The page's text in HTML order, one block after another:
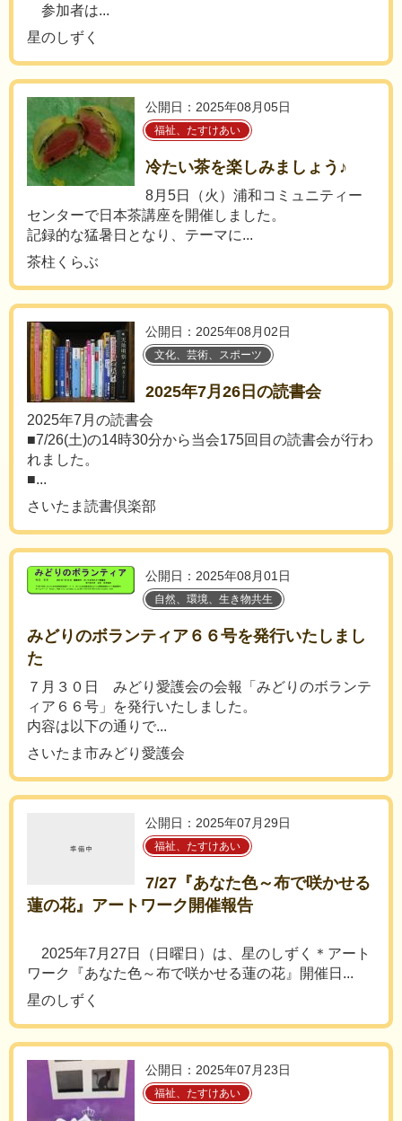
参加者は...
星のしずく
公開日：2025年08月05日
福祉、たすけあい
冷たい茶を楽しみましょう♪
8月5日（火）浦和コミュニティー
センターで日本茶講座を開催しました。
記録的な猛暑日となり、テーマに...
茶柱くらぶ
公開日：2025年08月02日
文化、芸術、スポーツ
2025年7月26日の読書会
2025年7月の読書会
■7/26(土)の14時30分から当会175回目の読書会が行わ
れました。
■...
さいたま読書倶楽部
公開日：2025年08月01日
自然、環境、生き物共生
みどりのボランティア６６号を発行いたしまし
た
７月３０日 みどり愛護会の会報「みどりのボランテ
ィア６６号」を発行いたしました。
内容は以下の通りで...
さいたま市みどり愛護会
公開日：2025年07月29日
福祉、たすけあい
7/27『あなた色～布で咲かせる
蓮の花』アートワーク開催報告
2025年7月27日（日曜日）は、星のしずく＊アート
ワーク『あなた色～布で咲かせる蓮の花』開催日...
星のしずく
公開日：2025年07月23日
福祉、たすけあい